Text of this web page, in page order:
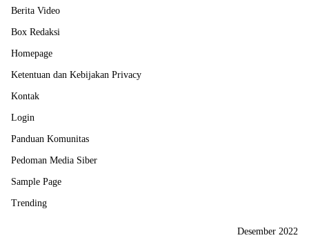
Berita Video
Box Redaksi
Homepage
Ketentuan dan Kebijakan Privacy
Kontak
Login
Panduan Komunitas
Pedoman Media Siber
Sample Page
Trending
Desember 2022